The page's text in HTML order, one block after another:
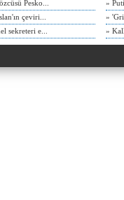
Pesko...
çeviri...
sekreteri e...
»
»
»